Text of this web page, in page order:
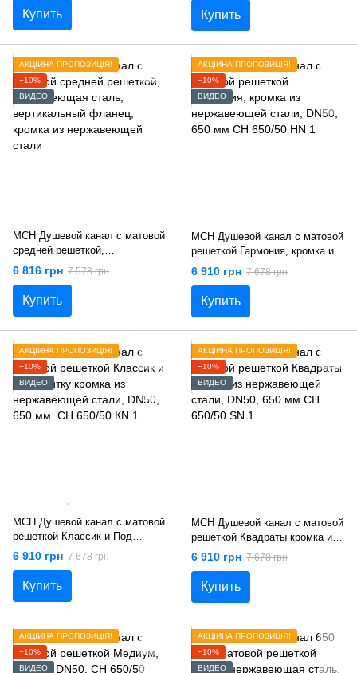
кромка из нержавеющей стали
Купить
кромка из нержавеющей стали
Купить
АКЦІЙНА ПРОПОЗИЦІЯ!
−10%
ВИДЕО
MCH Душевой канал с матовой
средней решеткой,
нержавеющая сталь,
вертикальный фланец, кромка
из нержавеющей стали
6 816 грн 7 573 грн
Купить
АКЦІЙНА ПРОПОЗИЦІЯ!
−10%
ВИДЕО
MCH Душевой канал с матовой
решеткой Гармония, кромка из
нержавеющей стали, DN50,
650 мм CH 650/50 HN 1
6 910 грн 7 678 грн
Купить
АКЦІЙНА ПРОПОЗИЦІЯ!
−10%
ВИДЕО
1
MCH Душевой канал с матовой
решеткой Классик и Под
плитку кромка из
нержавеющей стали, DN50,
650 мм. CH 650/50 КN 1
6 910 грн 7 678 грн
Купить
АКЦІЙНА ПРОПОЗИЦІЯ!
−10%
ВИДЕО
MCH Душевой канал с матовой
решеткой Квадраты кромка из
нержавеющей стали, DN50,
650 мм CH 650/50 SN 1
6 910 грн 7 678 грн
Купить
АКЦІЙНА ПРОПОЗИЦІЯ!
−10%
ВИДЕО
АКЦІЙНА ПРОПОЗИЦІЯ!
−10%
ВИДЕО